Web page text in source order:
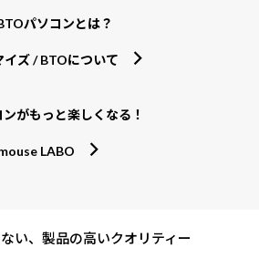
パソコンとは？
イズ / BTOについて
ンがもっと楽しくなる！
LABO
い、製品の高いクオリティー